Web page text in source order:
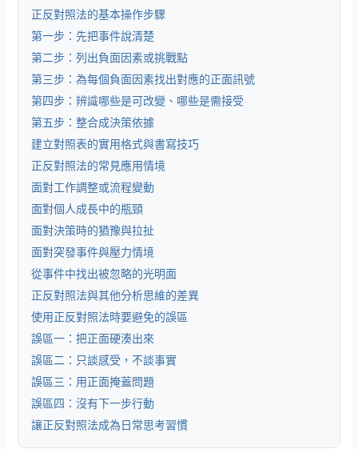
正反對照法的基本操作步驟
第一步：先把事件說清楚
第二步：列出負面因素或挑戰點
第三步：為每個負面因素找出對應的正面訊號
第四步：辨識哪些是可改變、哪些是需接受
第五步：整合成決策依據
建立對照表的實用格式與書寫技巧
正反對照法的常見應用情境
面對工作調整或流程變動
面對個人成長中的瓶頸
面對決策時的猶豫與拉扯
面對突發事件與壓力情境
從事件中找出被忽略的光明面
正反對照法與其他分析思維的差異
使用正反對照法時要避免的誤區
誤區一：把正面硬湊出來
誤區二：只談感受，不談事實
誤區三：用正面掩蓋問題
誤區四：沒有下一步行動
讓正反對照法成為日常思考習慣